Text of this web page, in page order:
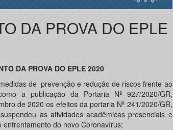
DA PROVA DO EPLE
DA PROVA DO EPLE 2020
de prevenção e redução de riscos frente ao
a publicação da Portaria Nº 927/2020/GR,
de 2020 os efeitos da portaria Nº 241/2020/GR,
as atividades acadêmicas presenciais e
do novo Coronavírus;